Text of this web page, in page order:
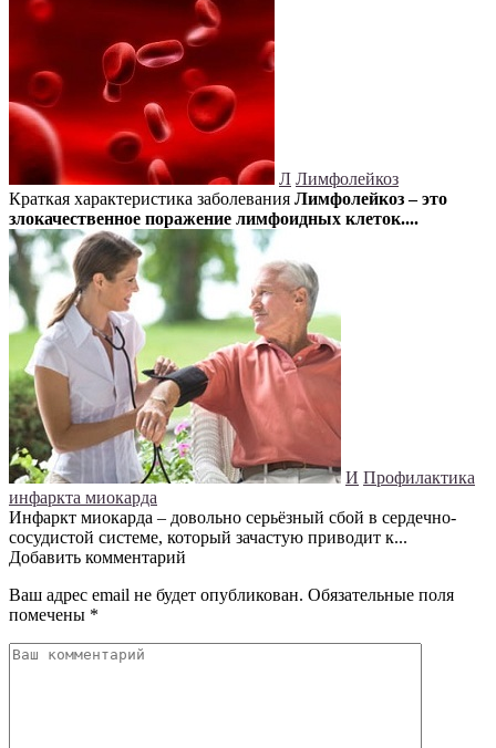
Л Лимфолейкоз
Краткая характеристика заболевания Лимфолейкоз – это
злокачественное поражение лимфоидных клеток....
И Профилактика
инфаркта миокарда
Инфаркт миокарда – довольно серьёзный сбой в сердечно-
сосудистой системе, который зачастую приводит к...
Добавить комментарий
Ваш адрес email не будет опубликован. Обязательные поля
помечены *